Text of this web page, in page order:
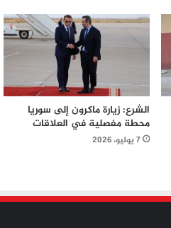
الشرع: زيارة ماكرون إلى سوريا
محطة مفصلية في العلاقات
7 يوليو، 2026